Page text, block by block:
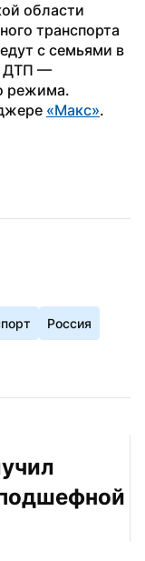
транспорта
с семьями в
ДТП —
режима.
«Макс».
Россия